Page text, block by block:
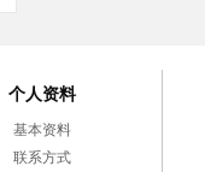
个人资料
基本资料
联系方式